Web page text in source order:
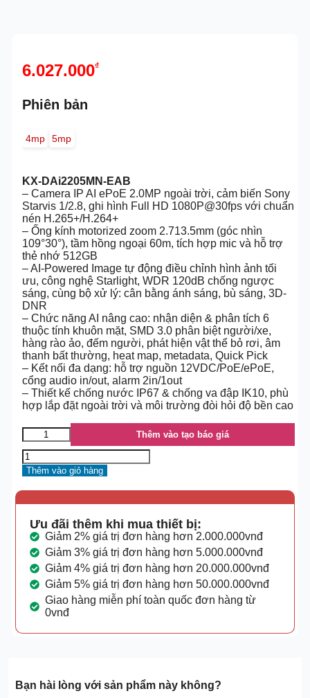
6.027.000₫
Phiên bản
4mp 5mp
KX-DAi2205MN-EAB
– Camera IP AI ePoE 2.0MP ngoài trời, cảm biến Sony
Starvis 1/2.8, ghi hình Full HD 1080P@30fps với chuẩn
nén H.265+/H.264+
– Ống kính motorized zoom 2.713.5mm (góc nhìn
109°30°), tầm hồng ngoại 60m, tích hợp mic và hỗ trợ
thẻ nhớ 512GB
– AI-Powered Image tự động điều chỉnh hình ảnh tối
ưu, công nghệ Starlight, WDR 120dB chống ngược
sáng, cùng bộ xử lý: cân bằng ánh sáng, bù sáng, 3D-
DNR
– Chức năng AI nâng cao: nhận diện & phân tích 6
thuộc tính khuôn mặt, SMD 3.0 phân biệt người/xe,
hàng rào ảo, đếm người, phát hiện vật thể bỏ rơi, âm
thanh bất thường, heat map, metadata, Quick Pick
– Kết nối đa dạng: hỗ trợ nguồn 12VDC/PoE/ePoE,
cổng audio in/out, alarm 2in/1out
– Thiết kế chống nước IP67 & chống va đập IK10, phù
hợp lắp đặt ngoài trời và môi trường đòi hỏi độ bền cao
Thêm vào tạo báo giá
Thêm vào giỏ hàng
Ưu đãi thêm khi mua thiết bị:
Giảm 2% giá trị đơn hàng hơn 2.000.000vnđ
Giảm 3% giá trị đơn hàng hơn 5.000.000vnđ
Giảm 4% giá trị đơn hàng hơn 20.000.000vnđ
Giảm 5% giá trị đơn hàng hơn 50.000.000vnđ
Giao hàng miễn phí toàn quốc đơn hàng từ
0vnđ
Bạn hài lòng với sản phẩm này không?